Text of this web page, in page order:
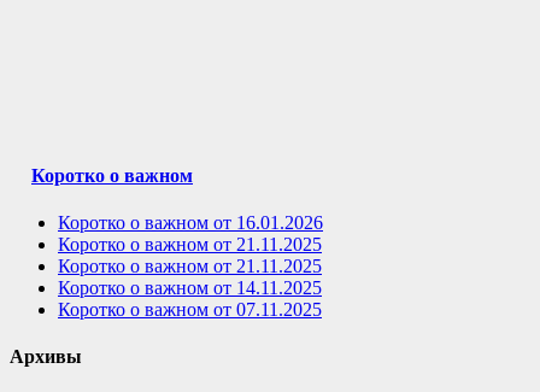
Коротко о важном
Коротко о важном от 16.01.2026
Коротко о важном от 21.11.2025
Коротко о важном от 21.11.2025
Коротко о важном от 14.11.2025
Коротко о важном от 07.11.2025
Архивы